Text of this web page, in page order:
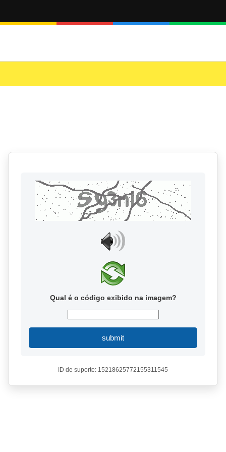
Qual é o código exibido na imagem?
submit
ID de suporte: 15218625772155311545